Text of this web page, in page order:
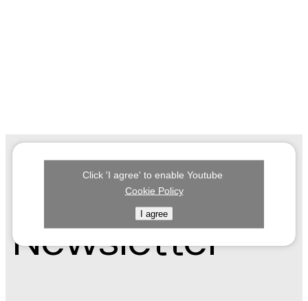
Click 'I agree' to enable Youtube
Cookie Policy
I agree
Subscribe to our
Newsletter